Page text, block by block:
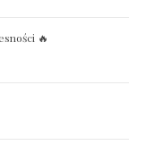
🔥